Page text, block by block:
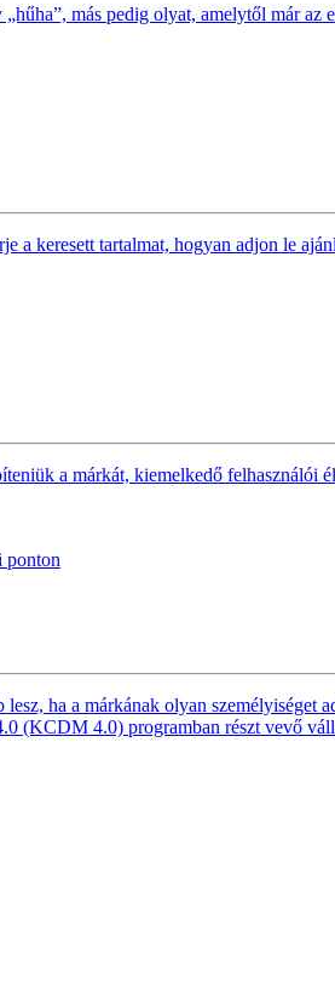
más pedig olyat, amelytől már
keresett tartalmat, hogyan adjon le
a márkát, kiemelkedő
ponton
ha a márkának olyan
(KCDM 4.0) programban részt vevő